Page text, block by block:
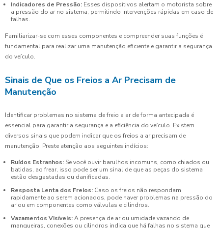
Indicadores de Pressão: Esses dispositivos alertam o motorista sobre
a pressão do ar no sistema, permitindo intervenções rápidas em caso de
falhas.
Familiarizar-se com esses componentes e compreender suas funções é
fundamental para realizar uma manutenção eficiente e garantir a segurança
do veículo.
Sinais de Que os Freios a Ar Precisam de
Manutenção
Identificar problemas no sistema de freio a ar de forma antecipada é
essencial para garantir a segurança e a eficiência do veículo. Existem
diversos sinais que podem indicar que os freios a ar precisam de
manutenção. Preste atenção aos seguintes indícios:
Ruídos Estranhos: Se você ouvir barulhos incomuns, como chiados ou
batidas, ao frear, isso pode ser um sinal de que as peças do sistema
estão desgastadas ou danificadas.
Resposta Lenta dos Freios: Caso os freios não respondam
rapidamente ao serem acionados, pode haver problemas na pressão do
ar ou em componentes como válvulas e cilindros.
Vazamentos Visíveis:A presença de ar ou umidade vazando de
mangueiras, conexões ou cilindros indica que há falhas no sistema que